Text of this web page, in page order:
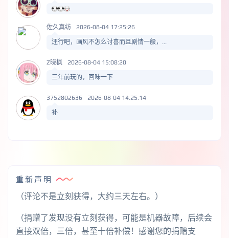
佐久真纺 2026-08-04 17:25:26
还行吧，画风不怎么讨喜而且剧情一般，...
Z晓枫 2026-08-04 15:08:20
三年前玩的，回味一下
3752802636 2026-08-04 14:25:14
补
重新声明
（评论不是立刻获得，大约三天左右。）
（捐赠了发现没有立刻获得，可能是机器故障，后续会
直接双倍，三倍，甚至十倍补偿！感谢您的捐赠支